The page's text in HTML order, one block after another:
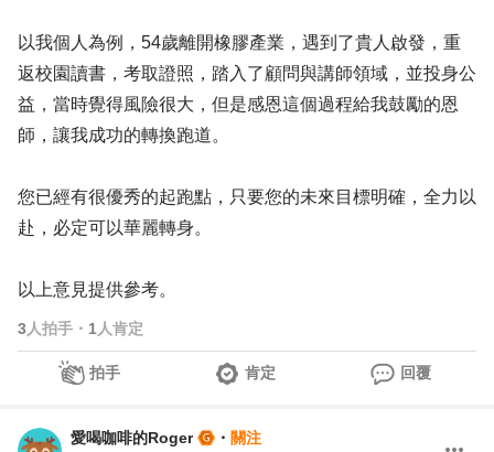
以我個人為例，54歲離開橡膠產業，遇到了貴人啟發，重
返校園讀書，考取證照，踏入了顧問與講師領域，並投身公
益，當時覺得風險很大，但是感恩這個過程給我鼓勵的恩
師，讓我成功的轉換跑道。
您已經有很優秀的起跑點，只要您的未來目標明確，全力以
赴，必定可以華麗轉身。
以上意見提供參考。
3人拍手 ・ 1 人肯定
拍手 肯定 回覆
愛喝咖啡的Roger ・ 關注